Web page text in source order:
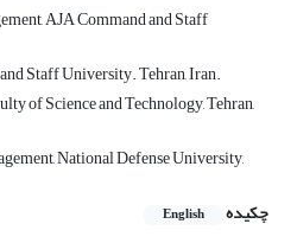
AJA Command and Staff
Staff University. Tehran, Iran.
of Science and Technology, Tehran,
National Defense University,
چکیده
English